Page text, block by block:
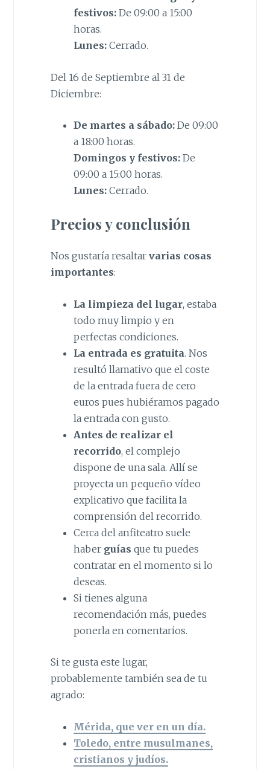
festivos:De 09:00 a 15:00
horas.
Lunes:Cerrado.
Del 16 de Septiembre al 31 de
Diciembre:
De martes a sábado:De 09:00
a 18:00 horas.
Domingos y festivos:De
09:00 a 15:00 horas.
Lunes:Cerrado.
Precios y conclusión
Nos gustaría resaltar varias cosas
importantes:
La limpieza del lugar, estaba
todo muy limpio y en
perfectas condiciones.
La entrada es gratuita. Nos
resultó llamativo que el coste
de la entrada fuera de cero
euros pues hubiéramos pagado
la entrada con gusto.
Antes de realizar el
recorrido, el complejo
dispone de una sala. Allí se
proyecta un pequeño vídeo
explicativo que facilita la
comprensión del recorrido.
Cerca del anfiteatro suele
haber guías que tu puedes
contratar en el momento si lo
deseas.
Si tienes alguna
recomendación más, puedes
ponerla en comentarios.
Si te gusta este lugar,
probablemente también sea de tu
agrado:
Mérida, que ver en un día.
Toledo, entre musulmanes,
cristianos y judíos.